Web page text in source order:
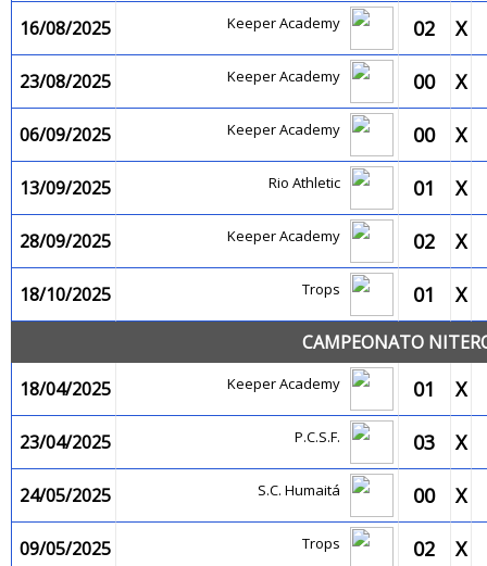
16/08/2025 Keeper Academy 02 X
23/08/2025 Keeper Academy 00 X
06/09/2025 Keeper Academy 00 X
13/09/2025 Rio Athletic 01 X
28/09/2025 Keeper Academy 02 X
18/10/2025 Trops 01 X
CAMPEONATO
18/04/2025
Keeper Academy 01 X
23/04/2025 P.C.S.F. 03 X
24/05/2025 S.C. Humaitá 00 X
09/05/2025 Trops 02 X